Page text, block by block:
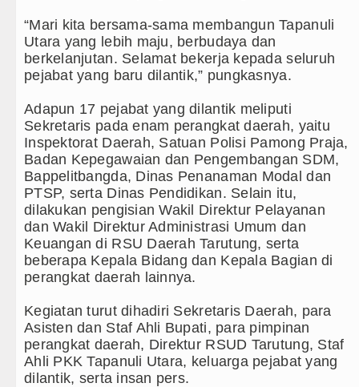
‎“Mari kita bersama-sama membangun Tapanuli
Utara yang lebih maju, berbudaya dan
berkelanjutan. Selamat bekerja kepada seluruh
pejabat yang baru dilantik,” pungkasnya.
‎Adapun 17 pejabat yang dilantik meliputi
Sekretaris pada enam perangkat daerah, yaitu
Inspektorat Daerah, Satuan Polisi Pamong Praja,
Badan Kepegawaian dan Pengembangan SDM,
Bappelitbangda, Dinas Penanaman Modal dan
PTSP, serta Dinas Pendidikan. Selain itu,
dilakukan pengisian Wakil Direktur Pelayanan
dan Wakil Direktur Administrasi Umum dan
Keuangan di RSU Daerah Tarutung, serta
beberapa Kepala Bidang dan Kepala Bagian di
perangkat daerah lainnya.
‎Kegiatan turut dihadiri Sekretaris Daerah, para
Asisten dan Staf Ahli Bupati, para pimpinan
perangkat daerah, Direktur RSUD Tarutung, Staf
Ahli PKK Tapanuli Utara, keluarga pejabat yang
dilantik, serta insan pers.